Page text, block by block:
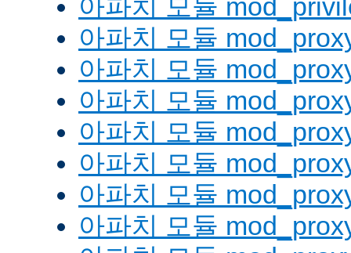
아파치 모듈
아파치 모듈
아파치 모듈
아파치 모듈
아파치 모듈
아파치 모듈
아파치 모듈
아파치 모듈